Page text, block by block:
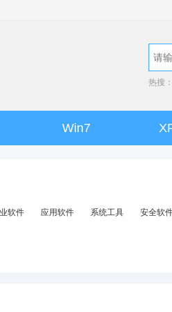
热搜：
Win7
软件 应用软件 系统工具 安全软